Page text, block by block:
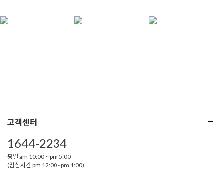
고객센터
1644-2234
평일 am 10:00 ~ pm 5:00
(점심시간 pm 12:00 - pm 1:00)